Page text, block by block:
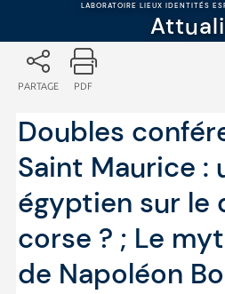
LABORATOIRE LIEUX IDENTITÉS
PARTAGE PDF
Doubles
Saint Maurice :
égyptien sur le
corse ? ; Le
de Napoléon